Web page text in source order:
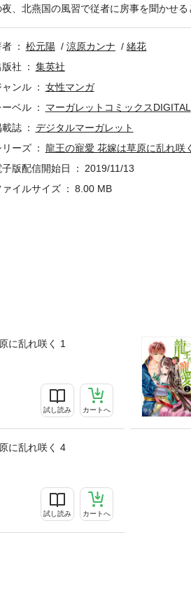
に乱れ咲く 1
試し読み カートへ
に乱れ咲く 4
試し読み カートへ
夜、北燕国の風習で従者に房事を聞かせ
者 松元陽 涼原カンナ
緒花
版社
集英社
ャンル
女性マンガ
ーベル
マーガレットコミックスDIGITAL
載誌
デジタルマーガレット
リーズ
龍王の寵愛 花嫁は草原に乱れ咲く
子版配信開始日
2019/11/13
ァイルサイズ
8.00 MB